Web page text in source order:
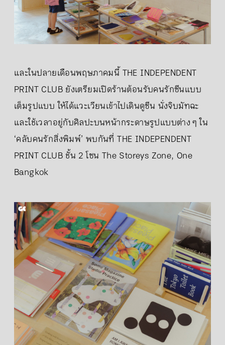
และในปลายเดือนพฤษภาคมนี้ THE INDEPENDENT
PRINT CLUB ยังเตรียมเปิดร้านต้อนรับคนรักซีนแบบ
เต็มรูปแบบ ให้ได้แวะเวียนเข้าไปเดินดูซีน นั่งจิบมัทฉะ
และใช้เวลาอยู่กับศิลปะบนหน้ากระดาษรูปแบบต่าง ๆ ใน
‘คลับคนรักสิ่งพิมพ์’ พบกันที่ THE INDEPENDENT
PRINT CLUB ชั้น 2 โซน The Storeys Zone, One
Bangkok